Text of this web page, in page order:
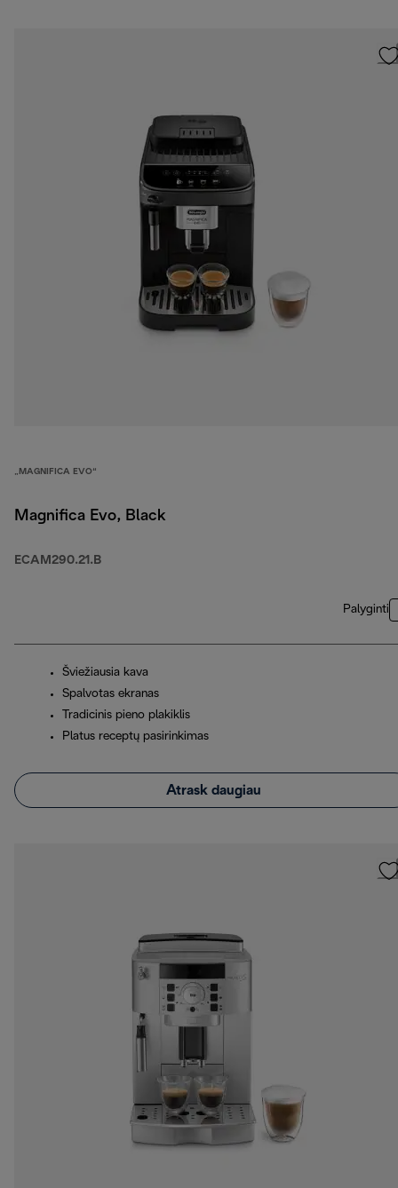
„MAGNIFICA EVO“
Magnifica Evo, Black
ECAM290.21.B
Palyginti
Šviežiausia kava
Spalvotas ekranas
Tradicinis pieno plakiklis
Platus receptų pasirinkimas
Atrask daugiau